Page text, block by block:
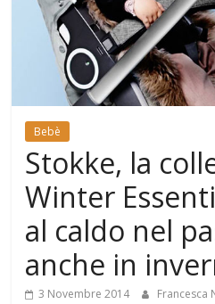
Mondo
Bebè
Stokke, la
Winter
al caldo nel
anche in
3 Novembre 2014 Francesca